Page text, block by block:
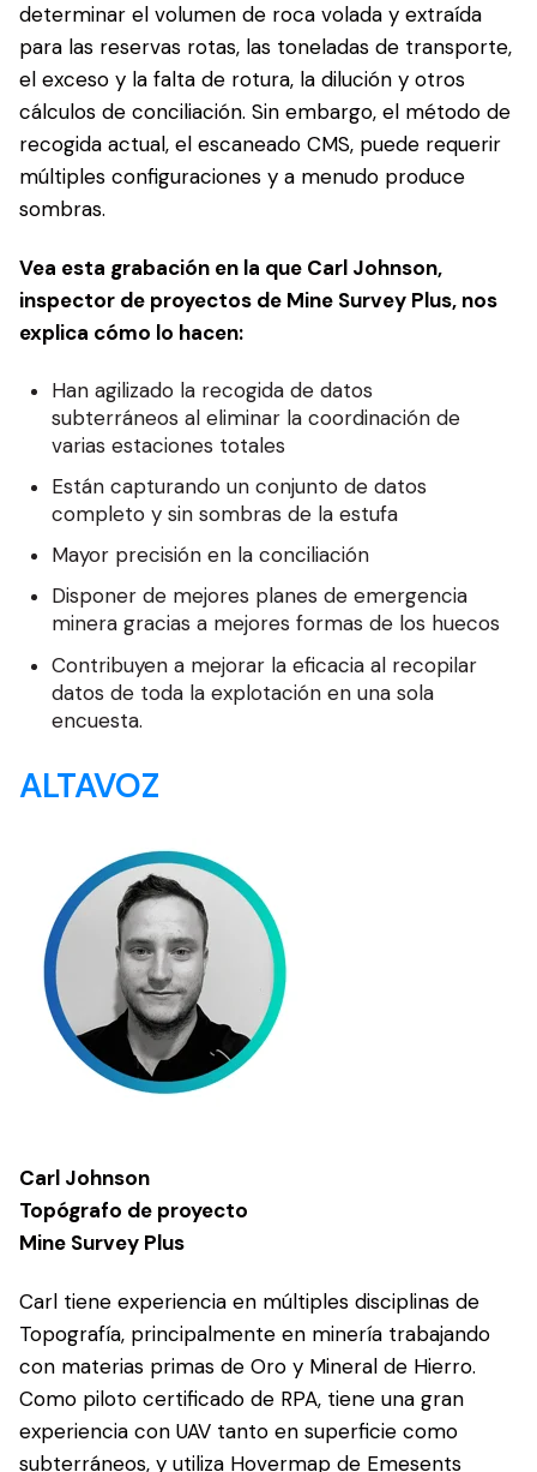
determinar el volumen de roca volada y extraída
para las reservas rotas, las toneladas de transporte,
el exceso y la falta de rotura, la dilución y otros
cálculos de conciliación. Sin embargo, el método de
recogida actual, el escaneado CMS, puede requerir
múltiples configuraciones y a menudo produce
sombras.
Vea esta grabación en la que Carl Johnson,
inspector de proyectos de Mine Survey Plus, nos
explica cómo lo hacen:
Han agilizado la recogida de datos
subterráneos al eliminar la coordinación de
varias estaciones totales
Están capturando un conjunto de datos
completo y sin sombras de la estufa
Mayor precisión en la conciliación
Disponer de mejores planes de emergencia
minera gracias a mejores formas de los huecos
Contribuyen a mejorar la eficacia al recopilar
datos de toda la explotación en una sola
encuesta.
ALTAVOZ
Carl Johnson
Topógrafo de proyecto
Mine Survey Plus
Carl tiene experiencia en múltiples disciplinas de
Topografía, principalmente en minería trabajando
con materias primas de Oro y Mineral de Hierro.
Como piloto certificado de RPA, tiene una gran
experiencia con UAV tanto en superficie como
subterráneos, y utiliza Hovermap de Emesents